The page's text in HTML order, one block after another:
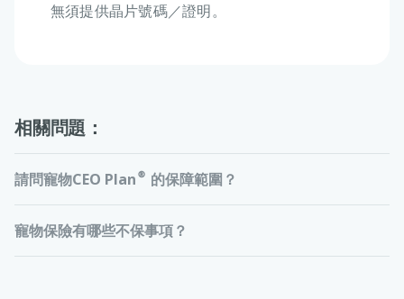
無須提供晶片號碼／證明。
相關問題：
請問寵物CEO Plan®的保障範圍？
寵物保險有哪些不保事項？